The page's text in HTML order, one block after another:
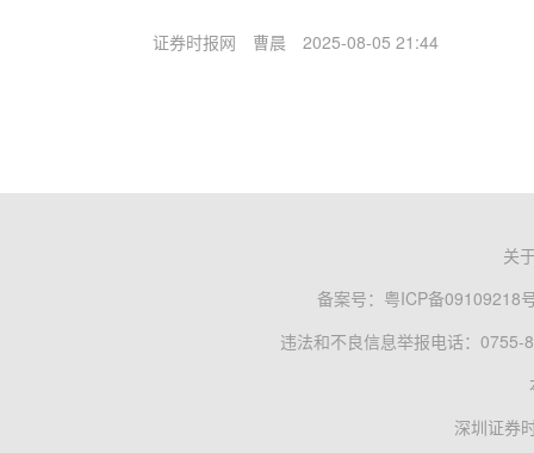
证券时报网 曹晨 2025-08-05 21:44
关
备案号： 粤ICP备09109218
违法和不良信息举报电话：0755-
深圳证券